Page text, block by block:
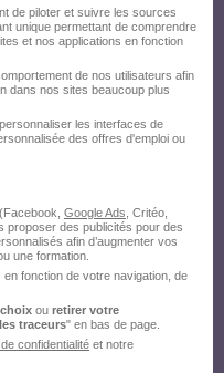
de piloter et suivre les sources
unique permettant de comprendre
et nos applications en fonction
de nos utilisateurs afin
dans nos sites beaucoup plus
les interfaces de
des offres d'emploi ou
Google Ads , Critéo,
proposer des publicités pour des
afin d’augmenter vos
une formation.
fonction de votre navigation, de
ou retirer votre
traceurs" en bas de page.
confidentialité et notre